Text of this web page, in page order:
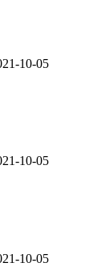
10-05
10-05
10-05